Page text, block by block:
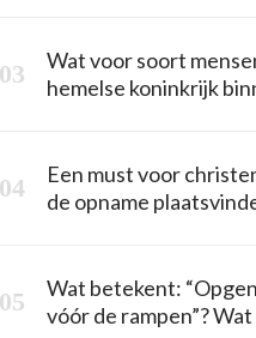
Wat voor soort
hemelse koninkrijk
Een must voor
de opname
Wat betekent:
vóór de rampen”?